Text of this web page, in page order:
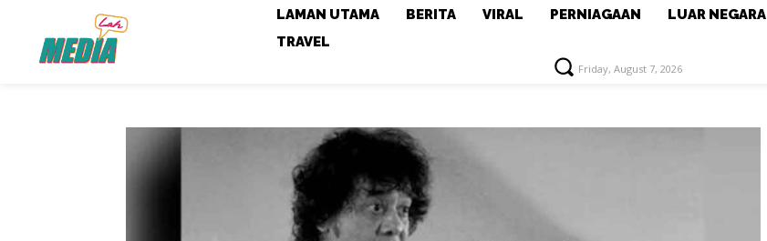
LAMAN UTAMA BERITA VIRAL PERNIAGAAN LUAR NEGARA
TRAVEL
Friday, August 7, 2026